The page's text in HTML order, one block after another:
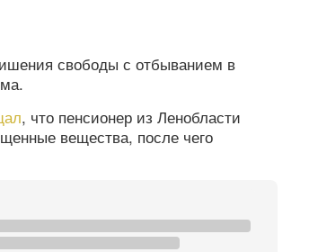
свободы с отбыванием в
, что пенсионер из Ленобласти
вещества, после чего